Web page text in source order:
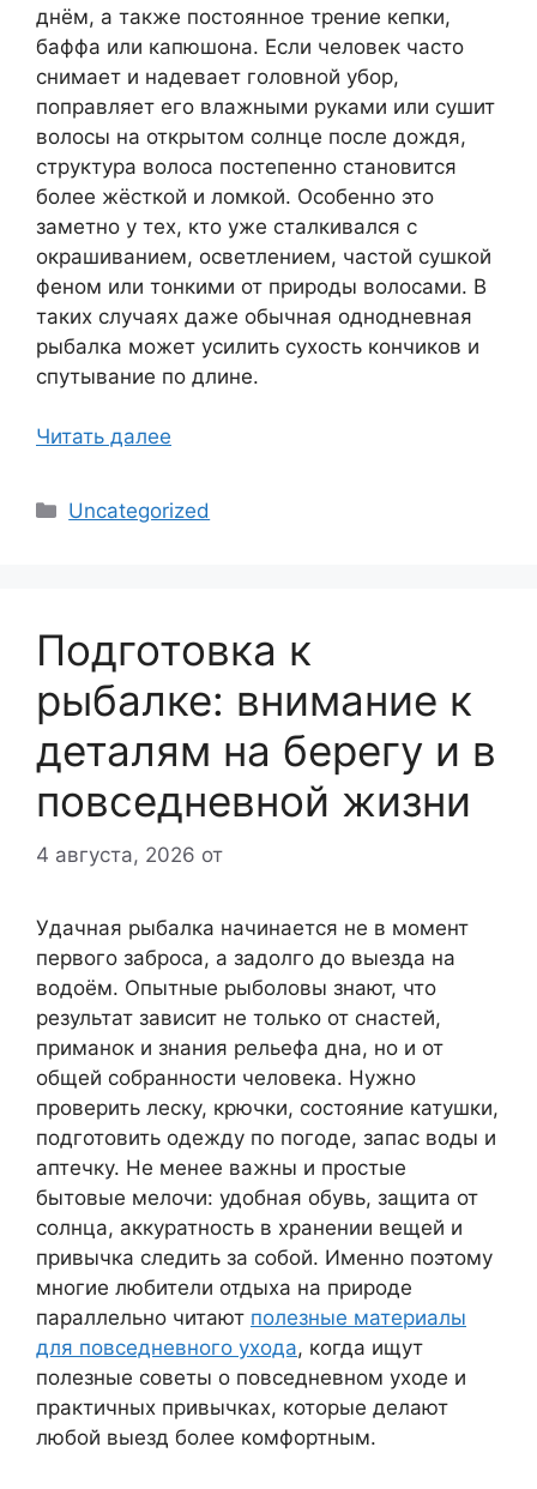
днём, а также постоянное трение кепки,
баффа или капюшона. Если человек часто
снимает и надевает головной убор,
поправляет его влажными руками или сушит
волосы на открытом солнце после дождя,
структура волоса постепенно становится
более жёсткой и ломкой. Особенно это
заметно у тех, кто уже сталкивался с
окрашиванием, осветлением, частой сушкой
феном или тонкими от природы волосами. В
таких случаях даже обычная однодневная
рыбалка может усилить сухость кончиков и
спутывание по длине.
Читать далее
Рубрики
Uncategorized
Подготовка к
рыбалке: внимание к
деталям на берегу и в
повседневной жизни
4 августа, 2026 от
Удачная рыбалка начинается не в момент
первого заброса, а задолго до выезда на
водоём. Опытные рыболовы знают, что
результат зависит не только от снастей,
приманок и знания рельефа дна, но и от
общей собранности человека. Нужно
проверить леску, крючки, состояние катушки,
подготовить одежду по погоде, запас воды и
аптечку. Не менее важны и простые
бытовые мелочи: удобная обувь, защита от
солнца, аккуратность в хранении вещей и
привычка следить за собой. Именно поэтому
многие любители отдыха на природе
параллельно читают полезные материалы
для повседневного ухода, когда ищут
полезные советы о повседневном уходе и
практичных привычках, которые делают
любой выезд более комфортным.